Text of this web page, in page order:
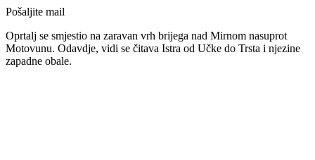
Pošaljite mail
Oprtalj se smjestio na zaravan vrh brijega nad Mirnom nasuprot
Motovunu. Odavdje, vidi se čitava Istra od Učke do Trsta i njezine
zapadne obale.